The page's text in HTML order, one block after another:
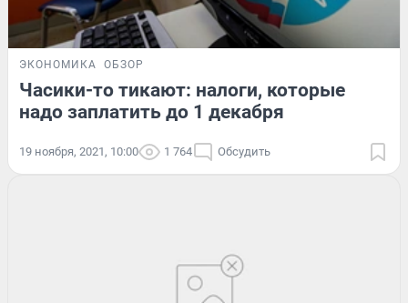
ЭКОНОМИКА ОБЗОР
Часики-то тикают: налоги, которые
надо заплатить до 1 декабря
19 ноября, 2021, 10:00 1 764 Обсудить